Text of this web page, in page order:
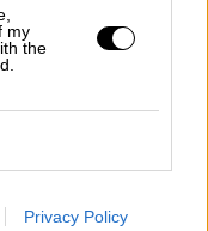
my
the
Privacy Policy
debate
neutral